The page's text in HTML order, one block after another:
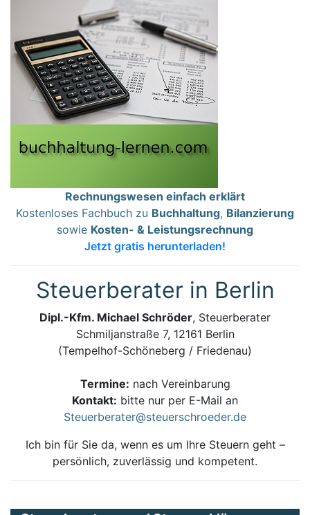
Rechnungswesen einfach erklärt
Kostenloses Fachbuch zu Buchhaltung, Bilanzierung
sowie Kosten- & Leistungsrechnung
Jetzt gratis herunterladen!
Steuerberater in Berlin
Dipl.-Kfm. Michael Schröder, Steuerberater
Schmiljanstraße 7, 12161 Berlin
(Tempelhof-Schöneberg / Friedenau)
Termine: nach Vereinbarung
Kontakt: bitte nur per E-Mail an
Steuerberater@steuerschroeder.de
Ich bin für Sie da, wenn es um Ihre Steuern geht –
persönlich, zuverlässig und kompetent.